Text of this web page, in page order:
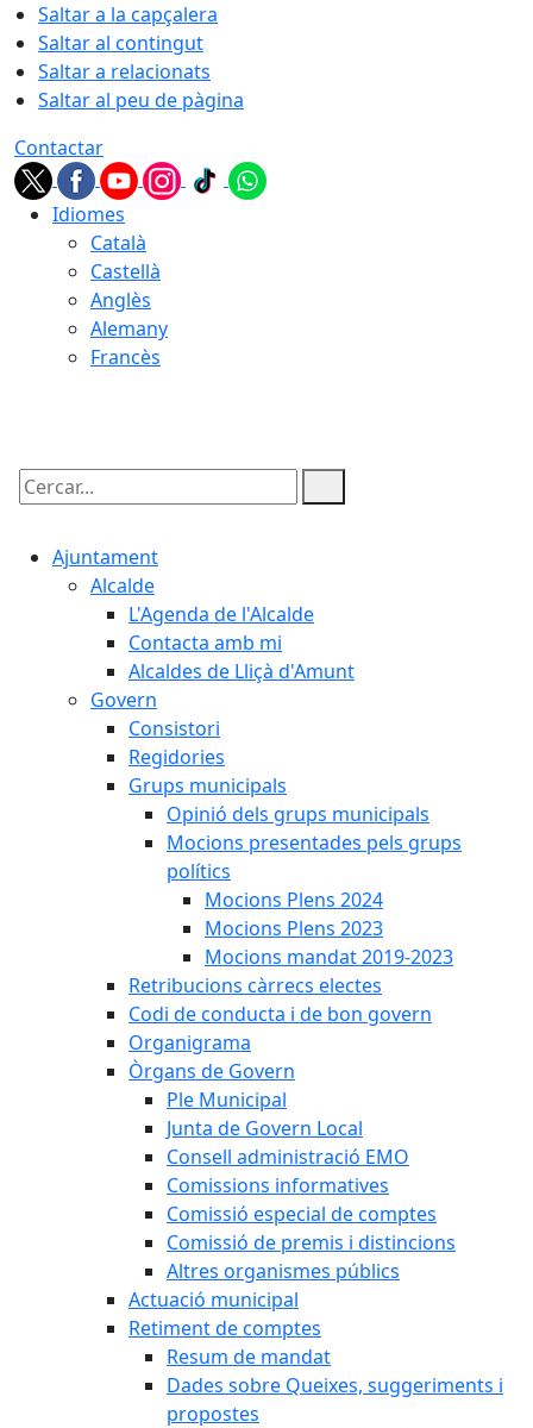
Saltar a la capçalera
Saltar al contingut
Saltar a relacionats
Saltar al peu de pàgina
Contactar
Idiomes
Català
Castellà
Anglès
Alemany
Francès
Cercar:
Ajuntament
Alcalde
L'Agenda de l'Alcalde
Contacta amb mi
Alcaldes de Lliçà d'Amunt
Govern
Consistori
Regidories
Grups municipals
Opinió dels grups municipals
Mocions presentades pels grups
polítics
Mocions Plens 2024
Mocions Plens 2023
Mocions mandat 2019-2023
Retribucions càrrecs electes
Codi de conducta i de bon govern
Organigrama
Òrgans de Govern
Ple Municipal
Junta de Govern Local
Consell administració EMO
Comissions informatives
Comissió especial de comptes
Comissió de premis i distincions
Altres organismes públics
Actuació municipal
Retiment de comptes
Resum de mandat
Dades sobre Queixes, suggeriments i
propostes